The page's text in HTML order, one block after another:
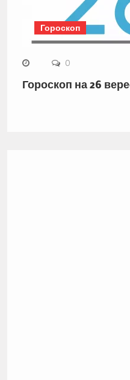
Гороскоп
0
Гороскоп на 26